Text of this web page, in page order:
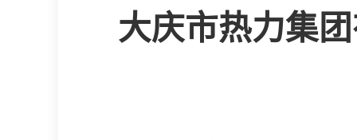
大庆市热力集